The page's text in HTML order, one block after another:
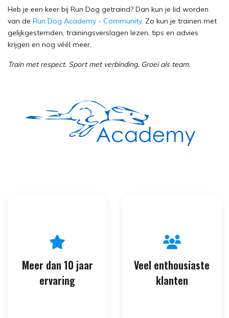
Heb je een keer bij Run Dog getraind? Dan kun je lid worden
van de Run Dog Academy - Community. Zo kun je trainen met
gelijkgestemden, trainingsverslagen lezen, tips en advies
krijgen en nog véél meer.
Train met respect. Sport met verbinding. Groei als team.
Meer dan 10 jaar
ervaring
Veel enthousiaste
klanten